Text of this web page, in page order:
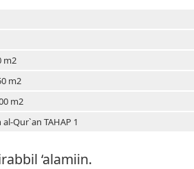
m2
m2
m2
Qur`an TAHAP 1
‘alamiin.